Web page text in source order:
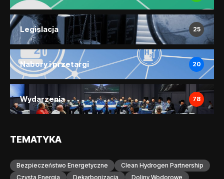
Legislacja 25
Nabory i przetargi 20
Wydarzenia 78
TEMATYKA
Bezpieczeństwo Energetyczne
Clean Hydrogen Partnership
Czysta Energia
Dekarbonizacja Doliny Wodorowe